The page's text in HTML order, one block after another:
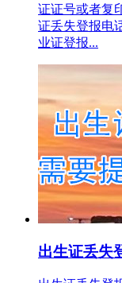
证证号或者复
证丢失登报电
业证登报...
出生证丢失